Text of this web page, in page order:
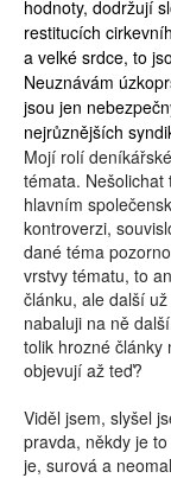
hodnoty, dodržují
restitucích
a velké srdce, to
Neuznávám
jsou jen
nejrůznějších
Mojí rolí
témata.
hlavním
kontroverzi,
dané téma
vrstvy tématu, to
článku, ale další
nabaluji na ně
tolik hrozné články
objevují až teď?
Viděl jsem, slyšel
pravda, někdy je
je, surová a